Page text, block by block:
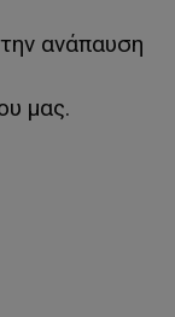
ανάπαυση
μας.